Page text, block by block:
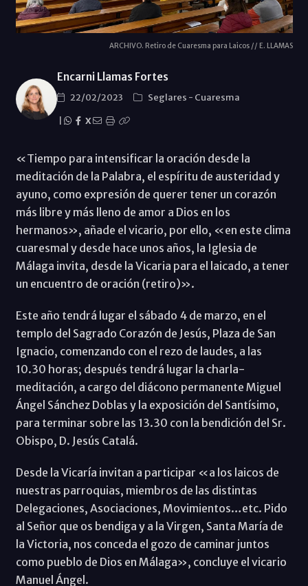
ARCHIVO. Retiro de Cuaresma para Laicos // E. LLAMAS
Encarni Llamas Fortes
22/02/2023 Seglares - Cuaresma
X
«Tiempo para intensificar la oración desde la
meditación de la Palabra, el espíritu de austeridad y
ayuno, como expresión de querer tener un corazón
más libre y más lleno de amor a Dios en los
hermanos», añade el vicario, por ello, «en este clima
cuaresmal y desde hace unos años, la Iglesia de
Málaga invita, desde la Vicaria para el laicado, a tener
un encuentro de oración (retiro)».
Este año tendrá lugar el sábado 4 de marzo, en el
templo del Sagrado Corazón de Jesús, Plaza de San
Ignacio, comenzando con el rezo de laudes, a las
10.30 horas; después tendrá lugar la charla-
meditación, a cargo del diácono permanente Miguel
Ángel Sánchez Doblas y la exposición del Santísimo,
para terminar sobre las 13.30 con la bendición del Sr.
Obispo, D. Jesús Catalá.
Desde la Vicaría invitan a participar «a los laicos de
nuestras parroquias, miembros de las distintas
Delegaciones, Asociaciones, Movimientos…etc. Pido
al Señor que os bendiga y a la Virgen, Santa María de
la Victoria, nos conceda el gozo de caminar juntos
como pueblo de Dios en Málaga», concluye el vicario
Manuel Ángel.